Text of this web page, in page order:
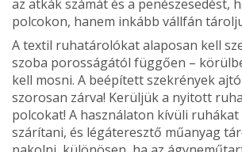
az atkák számát és a penészesedést,
polcokon, hanem inkább vállfán
A textil ruhatárolókat alaposan kell
szoba porosságától függően –
kell mosni. A beépített szekrények
szorosan zárva! Kerüljük a nyitott
polcokat! A használaton kívüli ruhákat
szárítani, és légáteresztő műanyag